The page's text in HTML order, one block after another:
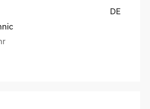
DE